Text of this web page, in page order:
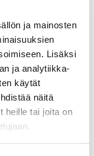
ja mainosten
Lisäksi
ja analytiikka-
käytät
näitä
heille tai joita on
platform for
Finland and
is to identify
Chinese
Beijing has
promoting
helping
market.